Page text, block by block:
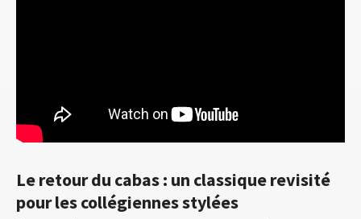
Le retour du cabas : un classique revisité
pour les collégiennes stylées